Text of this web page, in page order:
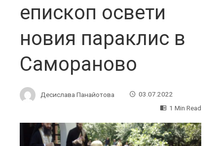
епископ освети
новия параклис в
Самораново
Десислава Панайотова
03.07.2022
1 Min Read